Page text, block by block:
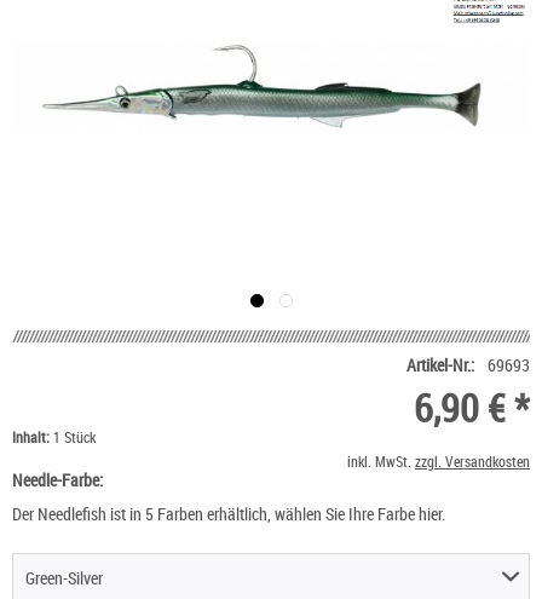
Artikel-Nr.: 69693
6,90 € *
Inhalt:1 Stück
inkl. MwSt. zzgl. Versandkosten
Needle-Farbe:
Der Needlefish ist in 5 Farben erhältlich, wählen Sie Ihre Farbe hier.
Green-Silver